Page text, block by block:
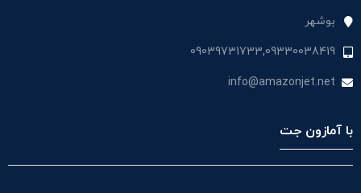
بوشهر
09039731733,09330038419
info@amazonjet.net
با آمازون جت